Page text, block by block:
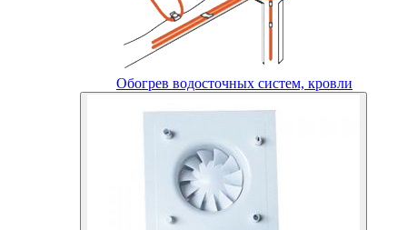
Обогрев водосточных систем, кровли